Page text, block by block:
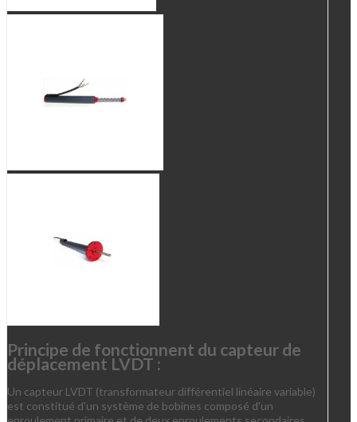
Principe de fonctionnent du capteur de
déplacement LVDT :
Un capteur LVDT (transformateur différentiel linéaire variable)
est constitué d’un système de bobines composé d'un